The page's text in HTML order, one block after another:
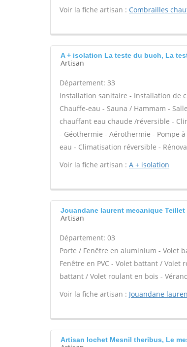
Voir la fiche artisan : Combrailles
A + isolation La teste du buch, La
Artisan
Département: 33
Installation sanitaire - Installation de
Chauffe-eau - Sauna / Hammam -
chauffant eau chaude /réversible -
- Géothermie - Aérothermie - Pompe
eau - Climatisation réversible -
Voir la fiche artisan : A + isolation
Jouandane laurent mecanique Teillet
Artisan
Département: 03
Porte / Fenêtre en aluminium - Volet
Fenêtre en PVC - Volet battant / Volet
battant / Volet roulant en bois -
Voir la fiche artisan : Jouandane
Artisan lochet Mesnil theribus, Le